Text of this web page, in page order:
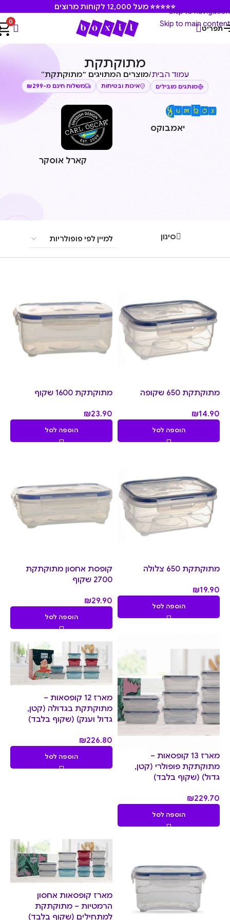
Skip to navigation
Skip to main content
⭐⭐⭐⭐⭐ מעל 12,000 לקוחות מרוצים
תפריט
0
מתוקתקת
עמוד הבית/מוצרים המתויגים “מתוקתקת”
מותגים מובילים איכות ובטיחות משלוח חינם מ-₪299
יאמבוקס
קארל אוסקר
סינון
מתוקתקת 650 שקופה
₪14.90
הוספה לסל
מתוקתקת 1600 שקוף
₪23.90
הוספה לסל
מתוקתקת 650 צלולה
₪19.90
הוספה לסל
קופסת אחסון מתוקתקת
2700 שקוף
₪29.90
הוספה לסל
מארז 13 קופסאות –
מתוקתקת פופולרי (קטן,
גדול) (שקוף בלבד)
₪229.70
הוספה לסל
מארז 12 קופסאות –
מתוקתקת בגדולה (קטן,
גדול וענק) (שקוף בלבד)
₪226.80
הוספה לסל
מארז קופסאות אחסון
הרמטיות – מתוקתקת
למתחילים (שקוף בלבד)